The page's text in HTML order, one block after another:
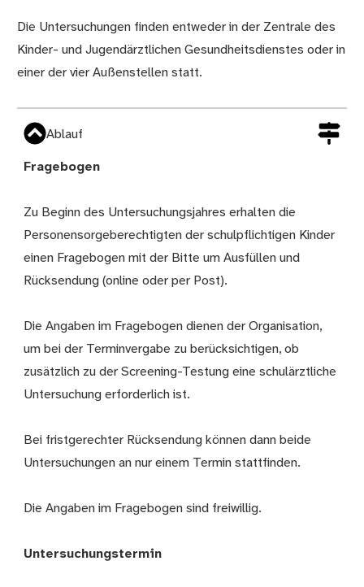
Die Untersuchungen finden entweder in der Zentrale des
Kinder- und Jugendärztlichen Gesundheitsdienstes oder in
einer der vier Außenstellen statt.
Ablauf
Fragebogen
Zu Beginn des Untersuchungsjahres erhalten die
Personensorgeberechtigten der schulpflichtigen Kinder
einen Fragebogen mit der Bitte um Ausfüllen und
Rücksendung (online oder per Post).
Die Angaben im Fragebogen dienen der Organisation,
um bei der Terminvergabe zu berücksichtigen, ob
zusätzlich zu der Screening-Testung eine schulärztliche
Untersuchung erforderlich ist.
Bei fristgerechter Rücksendung können dann beide
Untersuchungen an nur einem Termin stattfinden.
Die Angaben im Fragebogen sind freiwillig.
Untersuchungstermin